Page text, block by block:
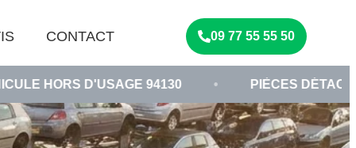
CONTACT 09 77 55 55 50
94130 • PIÈCES DÉTACHÉES